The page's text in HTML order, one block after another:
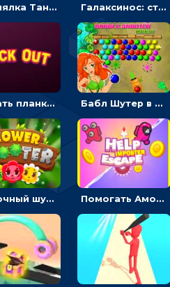
Стрелялка Танковые войны: бить по танку врага, чтобы уничтожить зло Галаксинос: стрелялка в космосе по врагам
Двигать планку и бить шариком по цветным блокам - гиперказуальная Бабл Шутер в джунглях: стрелять шариками по цветным целям
Цветочный шутер: стрелять пчелками по цветам Помогать Амонг Ас бежать из комнаты через преграды - приключения